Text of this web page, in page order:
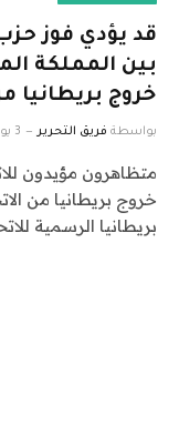
قد يؤدي فوز
بين المملكة
خروج بريطانيا
بواسطة فريق التحرير 3 يوليو، 2024
متظاهرون مؤيدون
خروج بريطانيا من
بريطانيا الرسمية